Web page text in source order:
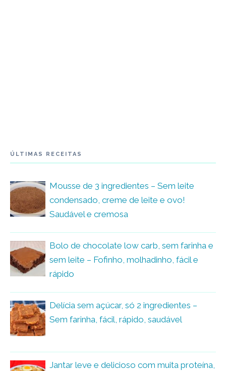
ÚLTIMAS RECEITAS
Mousse de 3 ingredientes – Sem leite
condensado, creme de leite e ovo!
Saudável e cremosa
Bolo de chocolate low carb, sem farinha e
sem leite – Fofinho, molhadinho, fácil e
rápido
Delícia sem açúcar, só 2 ingredientes –
Sem farinha, fácil, rápido, saudável
Jantar leve e delicioso com muita proteína,